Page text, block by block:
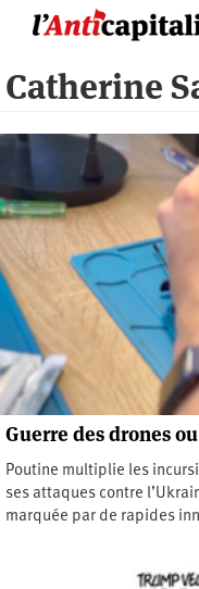
principal
Catherine
Guerre des drones
Poutine multiplie les
ses attaques contre
marquée par de rapides